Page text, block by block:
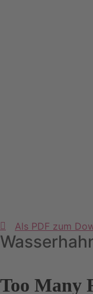
Als PDF zum